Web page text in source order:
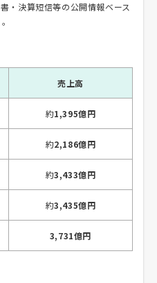
・決算短信等の公開情報ベース
売上高
約1,395億円
約2,186億円
約3,433億円
約3,435億円
3,731億円